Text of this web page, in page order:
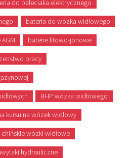
do paleciaka elektrycznego
bateria do wózka widłowego
baterie litowo-jonowe
pracy
BHP wózka widłowego
kursu na wózek widlowy
chińskie wózki widłowe
hydrauliczne